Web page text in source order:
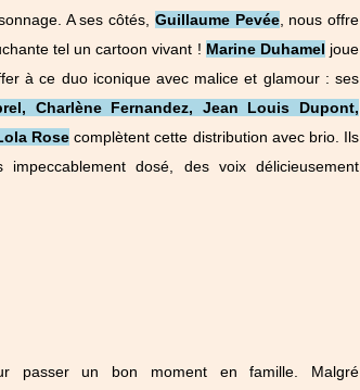
A ses côtés, Guillaume Pevée, nous offre
tel un cartoon vivant ! Marine Duhamel joue
à ce duo iconique avec malice et glamour : ses
Charlène Fernandez, Jean Louis Dupont,
Rose complètent cette distribution avec brio. Ils
dosé, des voix délicieusement
passer un bon moment en famille. Malgré